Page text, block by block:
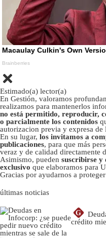
Estimado(a) lector(a)
En Gestión, valoramos
realizamos para mantenerlos
no está permitido, reproducir,
o parcialmente los contenidos
autorizacion previa y expresa
En su lugar, los invitamos a
publicaciones, para que más
veraz y de calidad directamente
Asimismo, pueden suscribirse y
exclusivo que elaboramos para
Gracias por ayudarnos a
últimas noticias
G
crédito